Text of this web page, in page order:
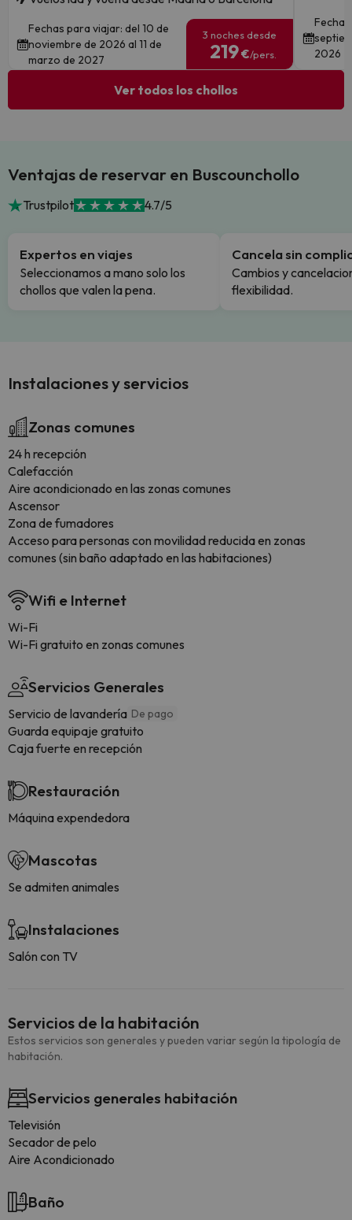
Fechas para viajar: del 10 de
noviembre de 2026 al 11 de
marzo de 2027
3 noches desde
219€/pers.
2026
Ver todos los chollos
Ventajas de reservar en Buscounchollo
Trustpilot 4.7/5
Expertos en viajes
Seleccionamos a mano solo los
chollos que valen la pena.
Cancela sin
Cambios y
flexibilidad.
Instalaciones y servicios
Zonas comunes
24 h recepción
Calefacción
Aire acondicionado en las zonas comunes
Ascensor
Zona de fumadores
Acceso para personas con movilidad reducida en zonas
comunes (sin baño adaptado en las habitaciones)
Wifi e Internet
Wi-Fi
Wi-Fi gratuito en zonas comunes
Servicios Generales
Servicio de lavandería De pago
Guarda equipaje gratuito
Caja fuerte en recepción
Restauración
Máquina expendedora
Mascotas
Se admiten animales
Instalaciones
Salón con TV
Servicios de la habitación
Estos servicios son generales y pueden variar según la tipología de
habitación.
Servicios generales habitación
Televisión
Secador de pelo
Aire Acondicionado
Baño